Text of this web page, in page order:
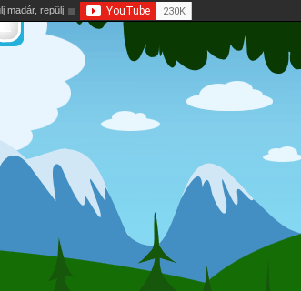
madár, repülj